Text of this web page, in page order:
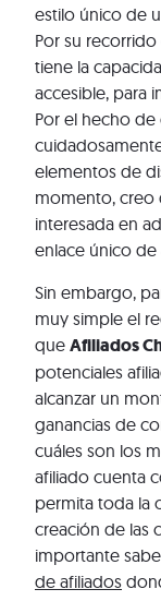
estilo único de
Por su
tiene la
accesible, para
Por el hecho
elementos de
momento, creo
interesada en
enlace único de
Sin embargo,
muy simple el
que Afiliados
potenciales
alcanzar un
ganancias de
cuáles son los
afiliado cuenta
permita toda la
creación de las
importante
de afiliados